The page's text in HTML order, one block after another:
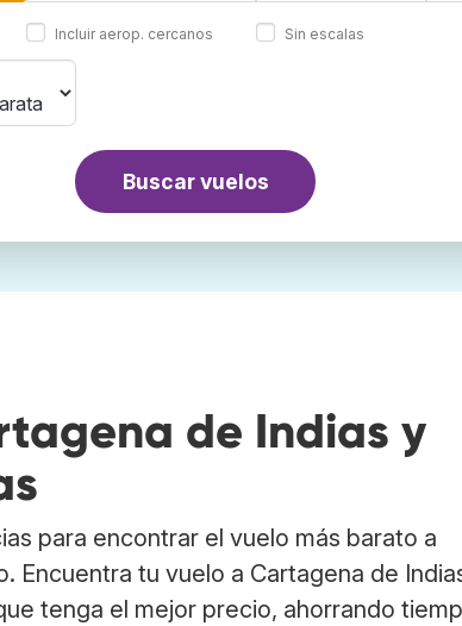
Incluir aerop. cercanos Sin escalas
Buscar vuelos
de Indias y
para encontrar el vuelo más barato a
Encuentra tu vuelo a Cartagena de
tenga el mejor precio, ahorrando